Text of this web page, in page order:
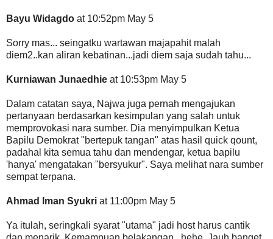
Bayu Widagdo at 10:52pm May 5
Sorry mas... seingatku wartawan majapahit malah
diem2..kan aliran kebatinan...jadi diem saja sudah tahu...
Kurniawan Junaedhie at 10:53pm May 5
Dalam catatan saya, Najwa juga pernah mengajukan
pertanyaan berdasarkan kesimpulan yang salah untuk
memprovokasi nara sumber. Dia menyimpulkan Ketua
Bapilu Demokrat "bertepuk tangan" atas hasil quick qount,
padahal kita semua tahu dan mendengar, ketua bapilu
'hanya' mengatakan "bersyukur". Saya melihat nara sumber
sempat terpana.
Ahmad Iman Syukri at 11:00pm May 5
Ya itulah, seringkali syarat "utama" jadi host harus cantik